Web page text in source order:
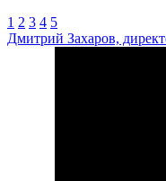
1 2 3 4 5
Дмитрий Захаров,